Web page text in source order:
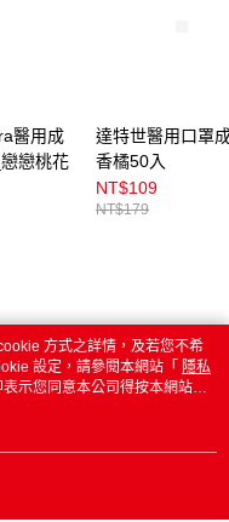
醫用成
戀桃花
達特世醫用口罩
香橘50入
NT$109
NT$179
方式之詳情，及若您不希
設定，請參閱本網站「 隱私
示您同意本公司得按本網站使